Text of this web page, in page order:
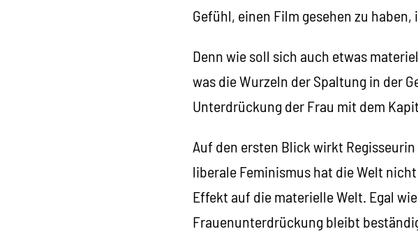
Gefühl, einen Film gesehen zu
Denn wie soll sich auch etwas
was die Wurzeln der Spaltung in der
Unterdrückung der Frau mit dem
Auf den ersten Blick wirkt
liberale Feminismus hat die Welt
Effekt auf die materielle Welt. Egal
Frauenunterdrückung bleibt